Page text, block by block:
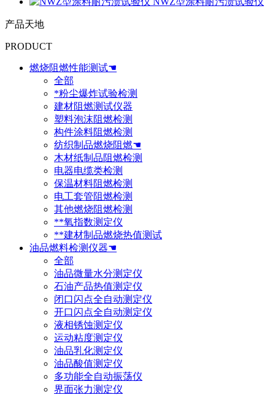
产品天地
PRODUCT
燃烧阻燃性能测试☚
全部
*粉尘爆炸试验检测
建材阻燃测试仪器
塑料泡沫阻燃检测
构件涂料阻燃检测
纺织制品燃烧阻燃☚
木材纸制品阻燃检测
电器电缆类检测
保温材料阻燃检测
电工套管阻燃检测
其他燃烧阻燃检测
**氧指数测定仪
**建材制品燃烧热值测试
油品燃料检测仪器☚
全部
油品微量水分测定仪
石油产品热值测定仪
闭口闪点全自动测定仪
开口闪点全自动测定仪
液相锈蚀测定仪
运动粘度测定仪
油品乳化测定仪
油品酸值测定仪
多功能全自动振荡仪
界面张力测定仪